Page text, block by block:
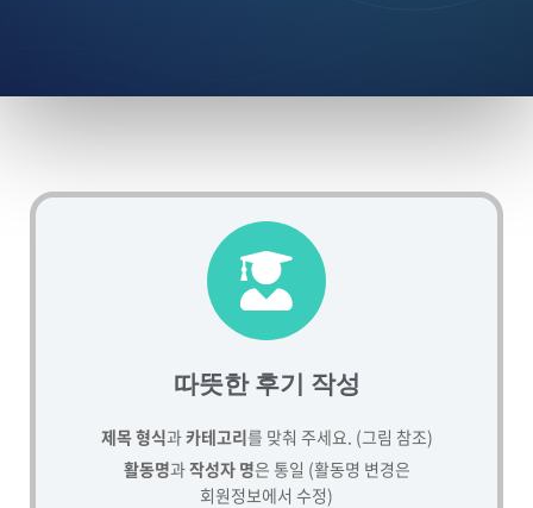
따뜻한 후기 작성
제목 형식과카테고리를 맞춰 주세요. (그림 참조)
활동명과작성자 명은 통일 (활동명 변경은
회원정보에서 수정)